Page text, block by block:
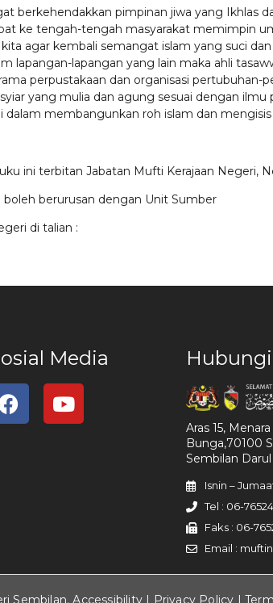
berkehendakkan pimpinan jiwa yang Ikhlas
ke tengah-tengah masyarakat memimpin
agar kembali semangat islam yang suci dan
lapangan-lapangan yang lain maka ahli
perpustakaan dan organisasi pertubuhan-
yang mulia dan agung sesuai dengan ilmu
dalam membangunkan roh islam dan
ini terbitan Jabatan Mufti Kerajaan Negeri,
berurusan dengan Unit Sumber
di talian :
Media
Aras 15,
Bunga,70100
Sembilan
Isnin –
Tel : 06-
Faks : 06-
Email :